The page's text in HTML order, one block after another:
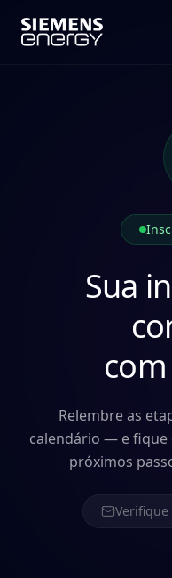
Sua
com
Relembre as
calendário — e fique
próximos
Verifique